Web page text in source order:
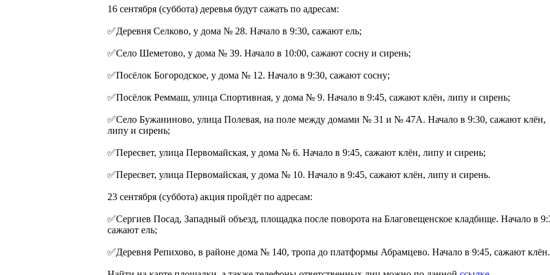
16 сентября (суббота) деревья будут сажать по адресам:
✅Деревня Селково, у дома № 28. Начало в 9:30, сажают ель;
✅Село Шеметово, у дома № 39. Начало в 10:00, сажают сосну и сирень;
✅Посёлок Богородское, у дома № 12. Начало в 9:30, сажают сосну;
✅Посёлок Реммаш, улица Спортивная, у дома № 9. Начало в 9:45, сажают клён, липу и сирень;
✅Село Бужаниново, улица Полевая, на поле между домами № 31 и № 47А. Начало в 9:30, сажают клён,
липу и сирень;
✅Пересвет, улица Первомайская, у дома № 6. Начало в 9:45, сажают клён, липу и сирень;
✅Пересвет, улица Первомайская, у дома № 10. Начало в 9:45, сажают клён, липу и сирень.
23 сентября (суббота) акция пройдёт по адресам:
✅Сергиев Посад, Западный объезд, площадка после поворота на Благовещенское кладбище. Начало в
сажают ель;
✅Деревня Репихово, в районе дома № 140, тропа до платформы Абрамцево. Начало в 9:45, сажают клён.